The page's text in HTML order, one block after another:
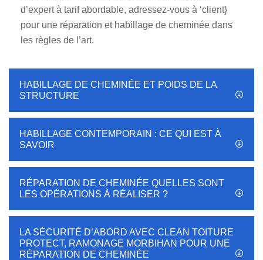
d’expert à tarif abordable, adressez-vous à ‘client}
pour une réparation et habillage de cheminée dans
les règles de l’art.
HABILLAGE DE CHEMINÉE ET POIDS DE LA
STRUCTURE
HABILLAGE CONTEMPORAIN : CE QUI EST À
SAVOIR
RÉPARATION DE CHEMINÉE QUELLES SONT
LES OPÉRATIONS À RÉALISER ?
LA SÉCURITÉ D’ABORD AVEC CLEAN TOITURE
PROTECT, RAMONAGE MORBIHAN POUR UNE
RÉPARATION DE CHEMINÉE